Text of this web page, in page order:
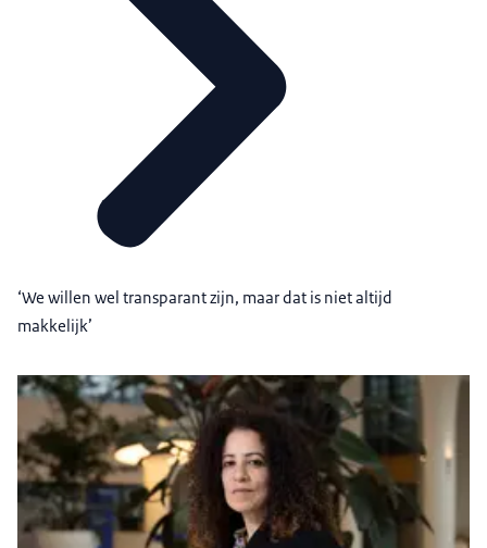
‘We willen wel transparant zijn, maar dat is niet altijd
makkelijk’